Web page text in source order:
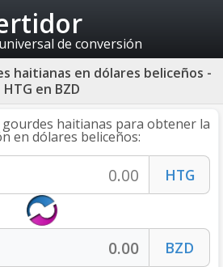
de conversión
haitianas en dólares beliceños -
HTG en BZD
haitianas para obtener la
en dólares beliceños: